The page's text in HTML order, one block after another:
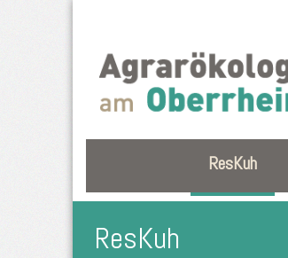
ResKuh
ResKuh